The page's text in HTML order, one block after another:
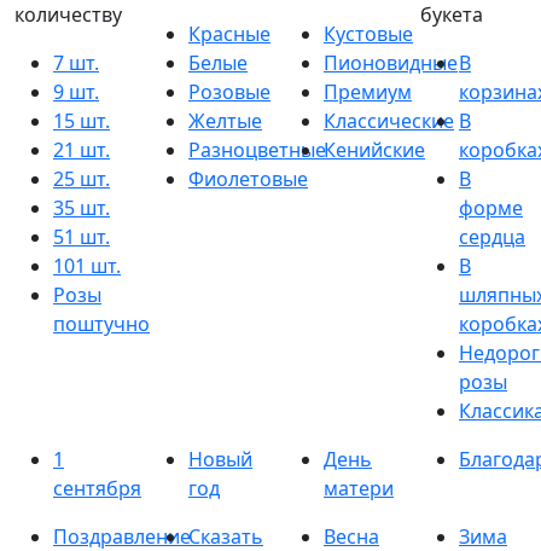
количеству
7 шт.
9 шт.
15 шт.
21 шт.
25 шт.
35 шт.
51 шт.
101 шт.
Розы
поштучно
Красные
Белые
Розовые
Желтые
Разноцветные
Фиолетовые
Кустовые
Пионовидные
Премиум
Классические
Кенийские
букета
В
В
В
форме
сердца
В
розы
1
сентября
Новый
год
День
матери
ПоздравлениеСказать
Весна Зима